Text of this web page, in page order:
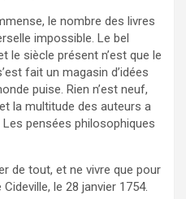
le nombre des livres
impossible. Le bel
le siècle présent n’est que le
fait un magasin d’idées
puise. Rien n’est neuf,
la multitude des auteurs a
pensées philosophiques
de tout, et ne vivre que pour
le 28 janvier 1754.